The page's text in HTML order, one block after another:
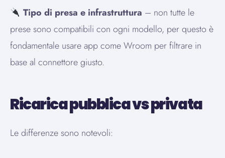
Tipo di presa e infrastruttura – non tutte le
prese sono compatibili con ogni modello, per questo è
fondamentale usare app come Wroom per filtrare in
base al connettore giusto.
Ricarica pubblica vs privata
Le differenze sono notevoli: